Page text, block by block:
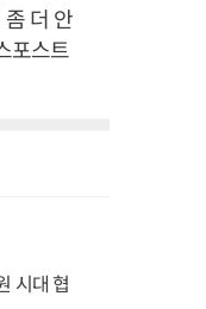
더 안
포스트
시대 협